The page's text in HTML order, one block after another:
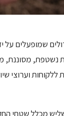
שמופעלים
נשטפת,
וערוצי